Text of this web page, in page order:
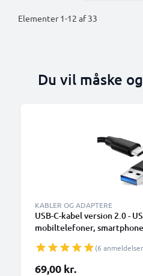
Elementer1-12 af33
Du vil måske
KABLER OG ADAPTERE
USB-C-kabel version 2.0 -
mobiltelefoner,
Sony, GoPro) og mange
opladerkabel med USB Type
(6
69,00 kr.